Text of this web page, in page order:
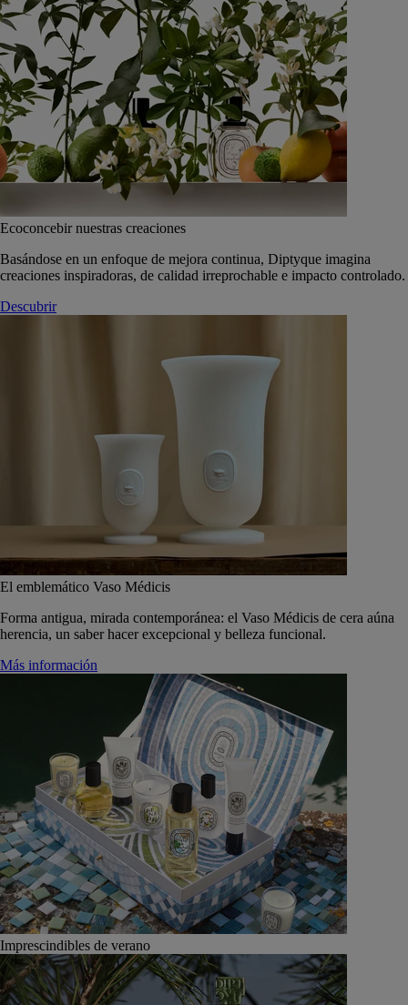
Ecoconcebir nuestras creaciones
Basándose en un enfoque de mejora continua, Diptyque imagina
creaciones inspiradoras, de calidad irreprochable e impacto controlado.
Descubrir
El emblemático Vaso Médicis
Forma antigua, mirada contemporánea: el Vaso Médicis de cera aúna
herencia, un saber hacer excepcional y belleza funcional.
Más información
Imprescindibles de verano